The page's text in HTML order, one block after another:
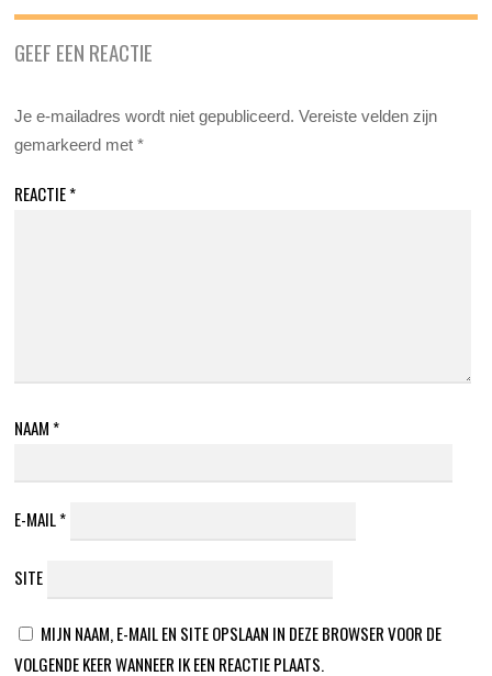
GEEF EEN REACTIE
Je e-mailadres wordt niet gepubliceerd. Vereiste velden zijn
gemarkeerd met*
REACTIE*
NAAM *
E-MAIL*
SITE
MIJN NAAM, E-MAIL EN SITE OPSLAAN IN DEZE BROWSER VOOR DE
VOLGENDE KEER WANNEER IK EEN REACTIE PLAATS.